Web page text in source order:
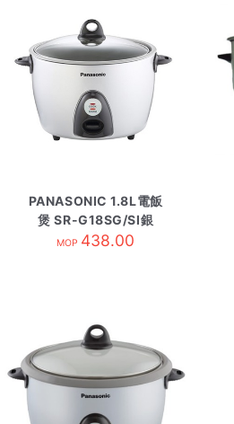
PANASONIC 1.8L電飯
煲 SR-G18SG/SI銀
MOP 438.00